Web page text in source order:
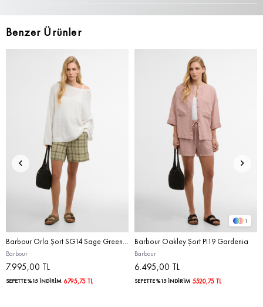
Benzer Ürünler
Barbour Orla Şort SG14 Sage Green Tartan
Barbour
7.995,00 TL
SEPETTE %15 İNDİRİM 6795,75 TL
1
Barbour Oakley Şort PI19 Gardenia
Barbour
6.495,00 TL
SEPETTE %15 İNDİRİM 5520,75 TL